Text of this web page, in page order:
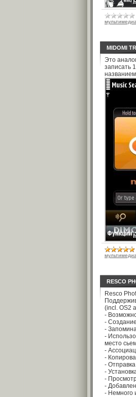
мультимедиа
MIDOMI
Это
записать
мультимедиа
RESCO
Resco
(incl. OS2
-
-
-
-
место
-
-
-
-
-
-
- Немного